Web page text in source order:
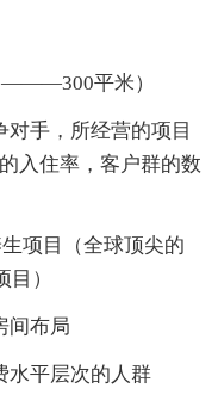
平米）
手，所经营的项目
入住率，客户群的数
项目（全球顶尖的
）
间布局
水平层次的人群